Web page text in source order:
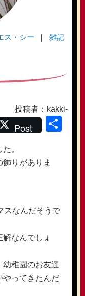
ス・シー 雑記
投稿者：kakki-
Post
。
りがありま
スなんだそうで
なんでしょ
幼稚園のお友達
やってきたんだ